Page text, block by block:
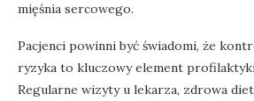
mięśnia sercowego.
Pacjenci powinni być świadomi, że
ryzyka to kluczowy element
Regularne wizyty u lekarza, zdrowa